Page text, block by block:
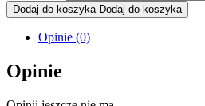
Dodaj do koszyka Dodaj do koszyka
Opinie (0)
Opinie